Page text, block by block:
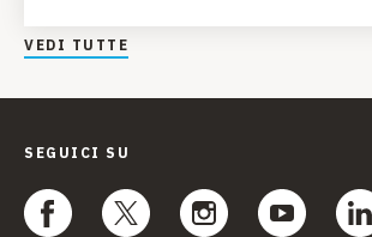
VEDI TUTTE
SEGUICI SU